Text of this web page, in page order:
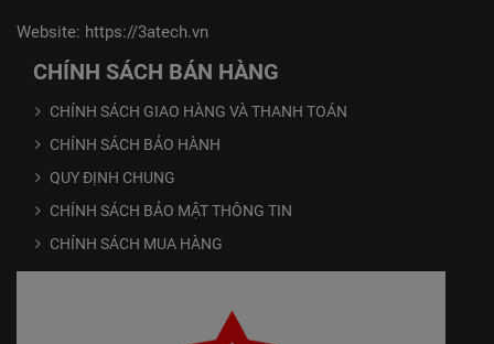
Website: https://3atech.vn
CHÍNH SÁCH BÁN HÀNG
CHÍNH SÁCH GIAO HÀNG VÀ THANH TOÁN
CHÍNH SÁCH BẢO HÀNH
QUY ĐỊNH CHUNG
CHÍNH SÁCH BẢO MẬT THÔNG TIN
CHÍNH SÁCH MUA HÀNG